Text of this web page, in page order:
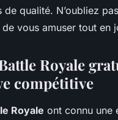
qualité. N’oubliez
vous amuser tout en
Royale
compétitive
Royale ont connu une